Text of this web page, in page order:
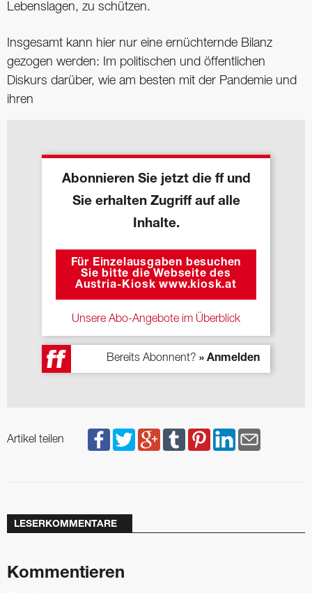
Lebenslagen, zu schützen.
Insgesamt kann hier nur eine ernüchternde Bilanz
gezogen werden: Im politischen und öffentlichen
Diskurs darüber, wie am besten mit der Pandemie und
ihren
Abonnieren Sie jetzt die ff und
Sie erhalten Zugriff auf alle
Inhalte.
Für Einzelausgaben besuchen
Sie bitte die Webseite des
Austria-Kiosk www.kiosk.at
Unsere Abo-Angebote im Überblick
Bereits Abonnent? » Anmelden
Artikel teilen
LESERKOMMENTARE
Kommentieren